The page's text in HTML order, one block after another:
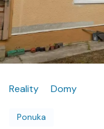
Reality Domy
Ponuka